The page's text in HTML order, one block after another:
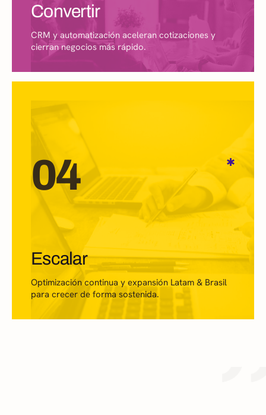
Convertir
CRM y automatización aceleran cotizaciones y
cierran negocios más rápido.
04 ✱
Escalar
Optimización continua y expansión Latam & Brasil
para crecer de forma sostenida.